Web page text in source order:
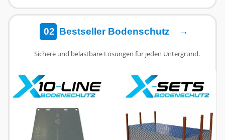
02 Bestseller Bodenschutz →
Sichere und belastbare Lösungen für jeden Untergrund.